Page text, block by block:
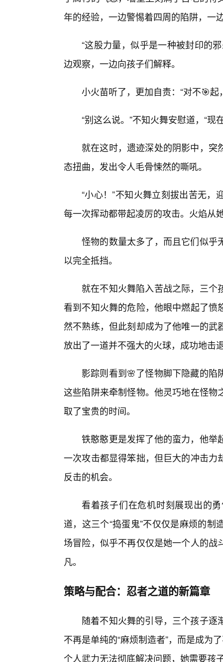
年的经验，一边警惕着四周的陷阱，一
“这股力量，似乎是一种被封印的
边观察，一边向孩子们解释。
小火苗听了，更加自责：“对不🎯
“别这么说。”不知火舞安慰道，“现
就在这时，遗迹深处的阴影中，
态扭曲，发出令人毛骨悚然的嘶吼。
“小心！”不知火舞立刻拔出苦无
每一次挥动都带起凌厉的攻击。火焰从
怪物的数量太多了，而且它们似乎
以完全抵挡。
就在不知火舞陷入苦战之际，三
看到不知火舞的危险，他眼中燃起了
然不熟练，但此刻却成为了他唯一的
放出了一道并不强大的火球，成功地击
影踪则看到🌸了怪物脚下隐藏的
这些陷阱来牵制怪物。他灵巧地在怪
取了宝贵的时间。
铁憨憨更是发挥了他的蛮力，他举
一次攻击都显得笨拙，但巨大的冲击
反击的机会。
看着孩子们在危机时刻展现出的
道，这三个“捣蛋鬼”不仅仅是麻烦的
场冒险，似乎不再仅仅是她一个人的
凡。
策略与配合：忍者之道的新篇章
随着不知火舞的引导，三个孩子
不再是单纯的“麻烦制造者”，而是成为
个人武力无法彻底解决问题，她需要孩